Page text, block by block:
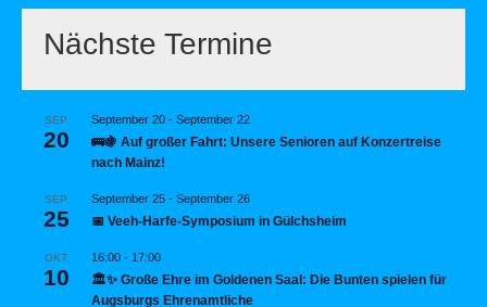
Nächste Termine
SEP.
20
September 20 - September 22
🚌🍇 Auf großer Fahrt: Unsere Senioren auf Konzertreise
nach Mainz!
SEP.
25
September 25 - September 26
📅 Veeh-Harfe-Symposium in Gülchsheim
OKT.
10
16:00 - 17:00
🏛️✨ Große Ehre im Goldenen Saal: Die Bunten spielen für
Augsburgs Ehrenamtliche